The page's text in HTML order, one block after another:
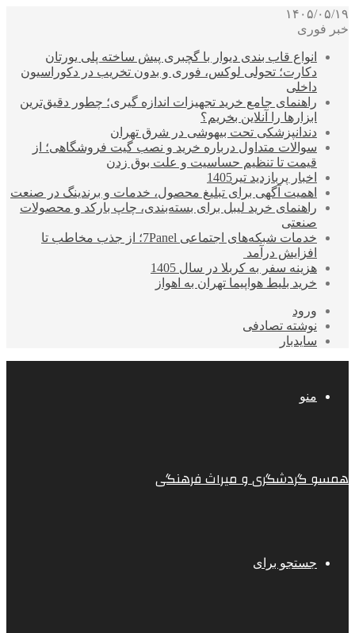
۱۴۰۵/۰۵/۱۹
خبر فوری
انواع قاب بندی دیوار با گچبری پیش ساخته پلی یورتان
دکارت؛ تحولی لوکس، فوری و بدون تخریب در دکوراسیون
داخلی
راهنمای جامع خرید تجهیزات اندازه گیری؛ چطور دقیق‌ترین
ابزارها را آنلاین بخریم؟
دندانپزشکی تحت بیهوشی در شرق تهران
سوالات متداول درباره خرید و نصب گیت فروشگاهی؛ از
قیمت تا تنظیم حساسیت و علت بوق زدن
اخبار پربازدید تیر1405
اهمیت آگهی برای تبلیغ محصول، خدمات و برندینگ در صنعت
راهنمای خرید لیبل برای بسته‌بندی، چاپ بارکد و محصولات
صنعتی
خدمات شبکه‌های اجتماعی 7Panel؛ از جذب مخاطب تا
افزایش درآمد
هزینه سفر به کربلا در سال 1405
خرید بلیط هواپیما تهران به اهواز
ورود
نوشته تصادفی
سایدبار
منو
همسو گردشگری و میراث فرهنگی
جستجو برای